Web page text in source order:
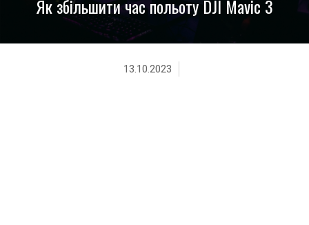
Як збільшити час польоту DJI Mavic 3
13.10.2023